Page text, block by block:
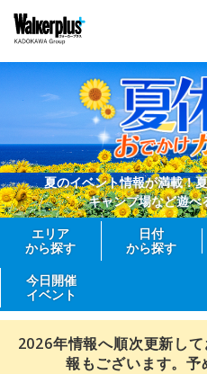
夏のイベント情報が満載！
キャンプ場など遊べ
エリア
から探す
日付
から探す
今日開催
イベント
2026年情報へ順次更新し
報もございます。予